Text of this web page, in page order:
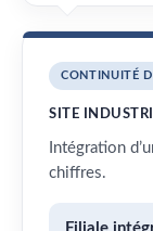
CONTINUITÉ
SITE
Intégration
chiffres.